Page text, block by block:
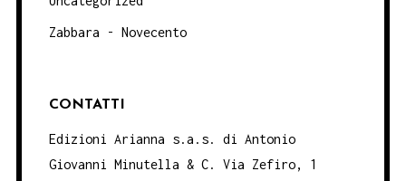
Zabbara - Novecento
CONTATTI
Edizioni Arianna s.a.s. di Antonio
Giovanni Minutella & C. Via Zefiro, 1